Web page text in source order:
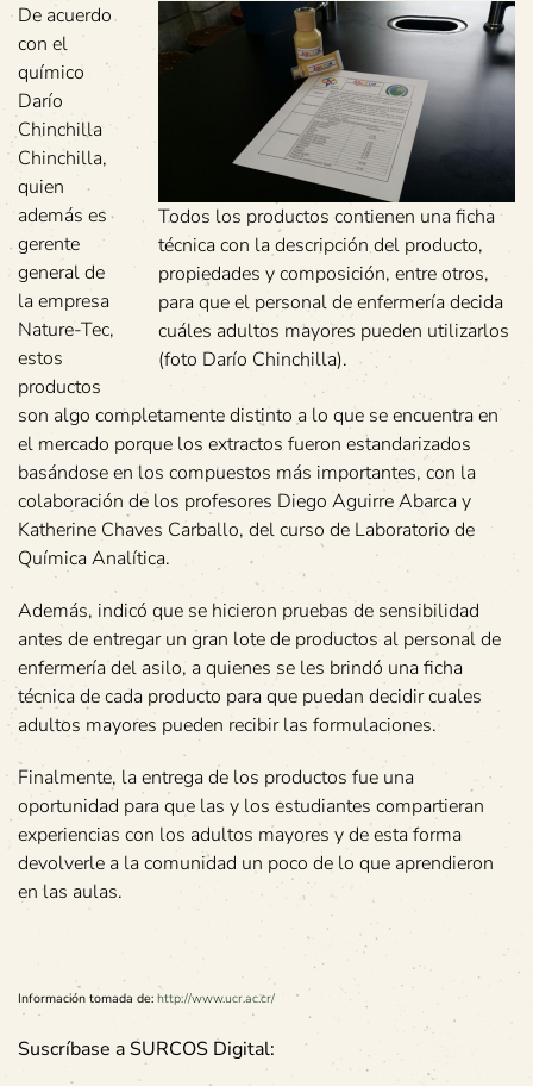
Todos los productos contienen una ficha
técnica con la descripción del producto,
propiedades y composición, entre otros,
para que el personal de enfermería decida
cuáles adultos mayores pueden utilizarlos
(foto Darío Chinchilla).
De acuerdo
con el
químico
Darío
Chinchilla
Chinchilla,
quien
además es
gerente
general de
la empresa
Nature-Tec,
estos
productos
son algo completamente distinto a lo que se encuentra en
el mercado porque los extractos fueron estandarizados
basándose en los compuestos más importantes, con la
colaboración de los profesores Diego Aguirre Abarca y
Katherine Chaves Carballo, del curso de Laboratorio de
Química Analítica.
Además, indicó que se hicieron pruebas de sensibilidad
antes de entregar un gran lote de productos al personal de
enfermería del asilo, a quienes se les brindó una ficha
técnica de cada producto para que puedan decidir cuales
adultos mayores pueden recibir las formulaciones.
Finalmente, la entrega de los productos fue una
oportunidad para que las y los estudiantes compartieran
experiencias con los adultos mayores y de esta forma
devolverle a la comunidad un poco de lo que aprendieron
en las aulas.
Información tomada de: http://www.ucr.ac.cr/
Suscríbase a SURCOS Digital: